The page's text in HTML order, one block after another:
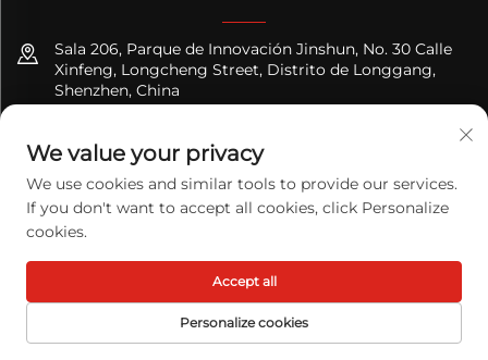
Sala 206, Parque de Innovación Jinshun, No. 30 Calle
Xinfeng, Longcheng Street, Distrito de Longgang,
Shenzhen, China
[email protected]
Derechos de autor © 2026 TODAY LOGISTICS LTD. Todos los
Política de Privacidad
PÁGINA DE
CORREO
We value your privacy
We use cookies and similar tools to provide our services.
If you don't want to accept all cookies, click Personalize
cookies.
Personalize cookies
Accept all